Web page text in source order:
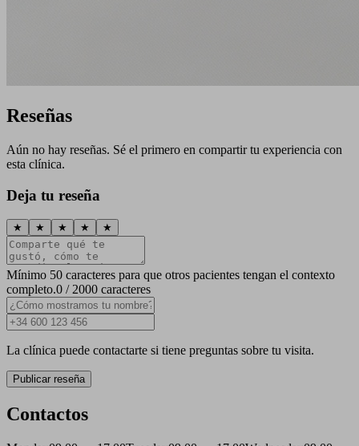
Reseñas
Aún no hay reseñas. Sé el primero en compartir tu experiencia con
esta clínica.
Deja tu reseña
★ ★ ★ ★ ★
Mínimo 50 caracteres para que otros pacientes tengan el contexto
completo.0 / 2000 caracteres
La clínica puede contactarte si tiene preguntas sobre tu visita.
Publicar reseña
Contactos